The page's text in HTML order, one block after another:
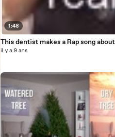
1:48
This dentist makes a Rap song
il y a 9 ans